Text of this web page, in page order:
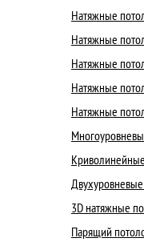
Натяжные
Натяжные
Натяжные
Натяжные
Натяжные
3D натяжные
Парящий